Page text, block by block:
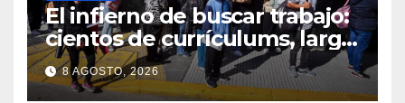
El infierno de buscar trabajo:
cientos de currículums, larga
espera y menos puestos
registrados
8 AGOSTO, 2026